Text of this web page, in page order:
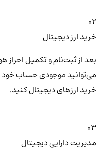
02
خرید ارز دیجیتال
بعد از ثبت‌نام و تکمیل احراز
می‌توانید موجودی حساب خود
خرید ارزهای دیجیتال کنید.
03
مدیریت دارایی دیجیتال